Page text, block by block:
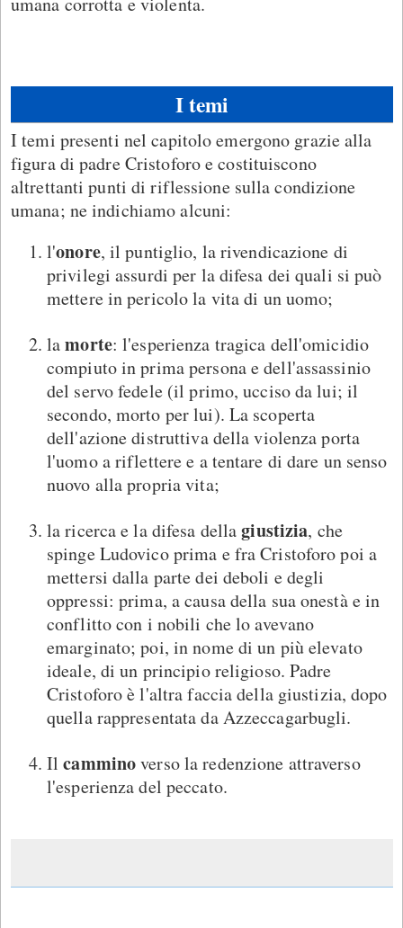
I temi
I temi presenti nel capitolo emergono grazie alla
figura di padre Cristoforo e costituiscono
altrettanti punti di riflessione sulla condizione
umana; ne indichiamo alcuni:
l'onore, il puntiglio, la rivendicazione di
privilegi assurdi per la difesa dei quali si può
mettere in pericolo la vita di un uomo;
lamorte: l'esperienza tragica dell'omicidio
compiuto in prima persona e dell'assassinio
del servo fedele (il primo, ucciso da lui; il
secondo, morto per lui). La scoperta
dell'azione distruttiva della violenza porta
l'uomo a riflettere e a tentare di dare un senso
nuovo alla propria vita;
la ricerca e la difesa dellagiustizia, che
spinge Ludovico prima e fra Cristoforo poi a
mettersi dalla parte dei deboli e degli
oppressi: prima, a causa della sua onestà e in
conflitto con i nobili che lo avevano
emarginato; poi, in nome di un più elevato
ideale, di un principio religioso. Padre
Cristoforo è l'altra faccia della giustizia, dopo
quella rappresentata da Azzeccagarbugli.
Ilcamminoverso la redenzione attraverso
l'esperienza del peccato.